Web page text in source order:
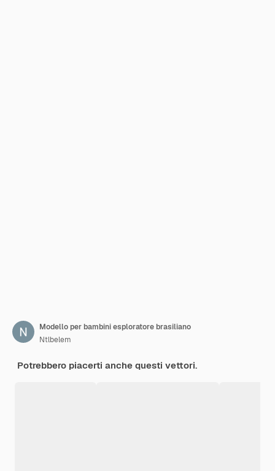
Modello per bambini esploratore brasiliano
Ntlbelem
Potrebbero piacerti anche questi vettori.